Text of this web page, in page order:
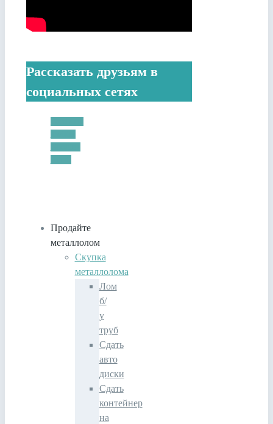
Рассказать друзьям в
социальных сетях
Продайте
металлолом
Скупка
металлолома
Лом
б/
у
труб
Сдать
авто
диски
Сдать
контейнер
на